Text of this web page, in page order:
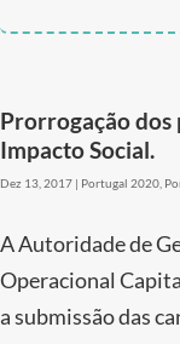
Prorrogação dos
Impacto Social.
Dez 13, 2017 | Portugal 2020
A Autoridade de
Operacional
a submissão das